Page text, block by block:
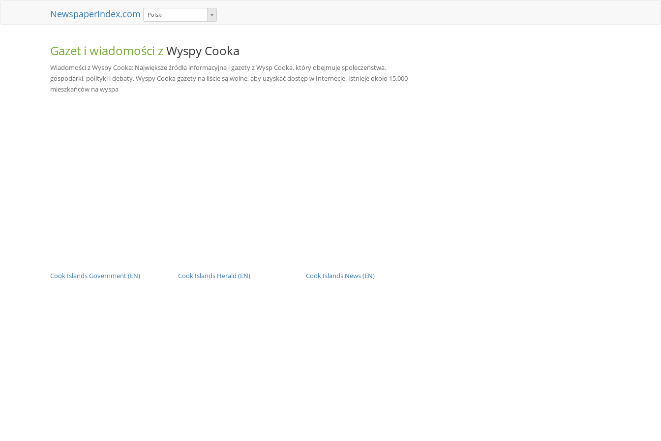
NewspaperIndex.com Polski
Gazet i wiadomości zWyspy Cooka
Wiadomości z Wyspy Cooka: Największe źródła informacyjne i gazety z Wysp Cooka, który obejmuje społeczeństwa,
gospodarki, polityki i debaty. Wyspy Cooka gazety na liście są wolne, aby uzyskać dostęp w Internecie. Istnieje około 15.000
mieszkańców na wyspa
Cook Islands Government (EN) Cook Islands Herald (EN) Cook Islands News (EN)